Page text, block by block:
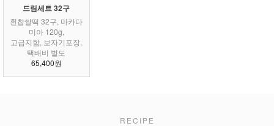
드림세트 32구
흰찹쌀떡 32구, 마카다
미아 120g,
고급지함, 보자기포장,
택배비 별도
65,400원
RECIPE